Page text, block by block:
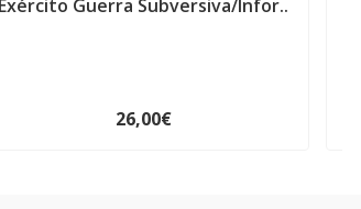
Exército Guerra Subversiva/Infor..
26,00€